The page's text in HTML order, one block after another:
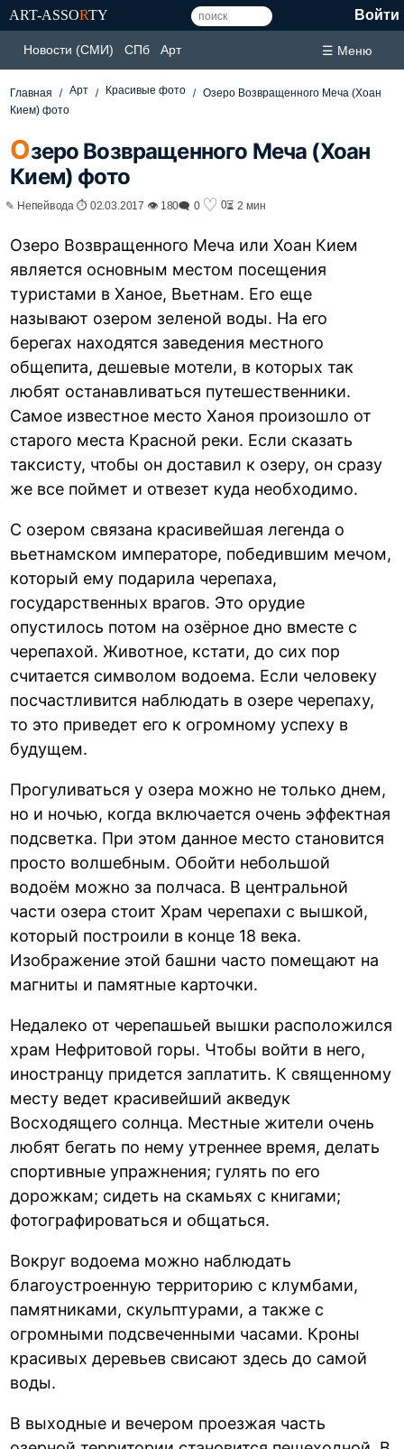
ART-ASSORTY Войти
Новости (СМИ) СПб Арт ☰ Меню
Главная Арт Красивые фото
Озеро Возвращенного Меча (Хоан
Кием) фото
Озеро Возвращенного Меча (Хоан
Кием) фото
✎ Непейвода ⏱ 02.03.2017 👁 180🗨 0 ♡ 0⏳ 2 мин
Озеро Возвращенного Меча или Хоан Кием
является основным местом посещения
туристами в Ханое, Вьетнам. Его еще
называют озером зеленой воды. На его
берегах находятся заведения местного
общепита, дешевые мотели, в которых так
любят останавливаться путешественники.
Самое известное место Ханоя произошло от
старого места Красной реки. Если сказать
таксисту, чтобы он доставил к озеру, он сразу
же все поймет и отвезет куда необходимо.
С озером связана красивейшая легенда о
вьетнамском императоре, победившим мечом,
который ему подарила черепаха,
государственных врагов. Это орудие
опустилось потом на озёрное дно вместе с
черепахой. Животное, кстати, до сих пор
считается символом водоема. Если человеку
посчастливится наблюдать в озере черепаху,
то это приведет его к огромному успеху в
будущем.
Прогуливаться у озера можно не только днем,
но и ночью, когда включается очень эффектная
подсветка. При этом данное место становится
просто волшебным. Обойти небольшой
водоём можно за полчаса. В центральной
части озера стоит Храм черепахи с вышкой,
который построили в конце 18 века.
Изображение этой башни часто помещают на
магниты и памятные карточки.
Недалеко от черепашьей вышки расположился
храм Нефритовой горы. Чтобы войти в него,
иностранцу придется заплатить. К священному
месту ведет красивейший акведук
Восходящего солнца. Местные жители очень
любят бегать по нему утреннее время, делать
спортивные упражнения; гулять по его
дорожкам; сидеть на скамьях с книгами;
фотографироваться и общаться.
Вокруг водоема можно наблюдать
благоустроенную территорию с клумбами,
памятниками, скульптурами, а также с
огромными подсвеченными часами. Кроны
красивых деревьев свисают здесь до самой
воды.
В выходные и вечером проезжая часть